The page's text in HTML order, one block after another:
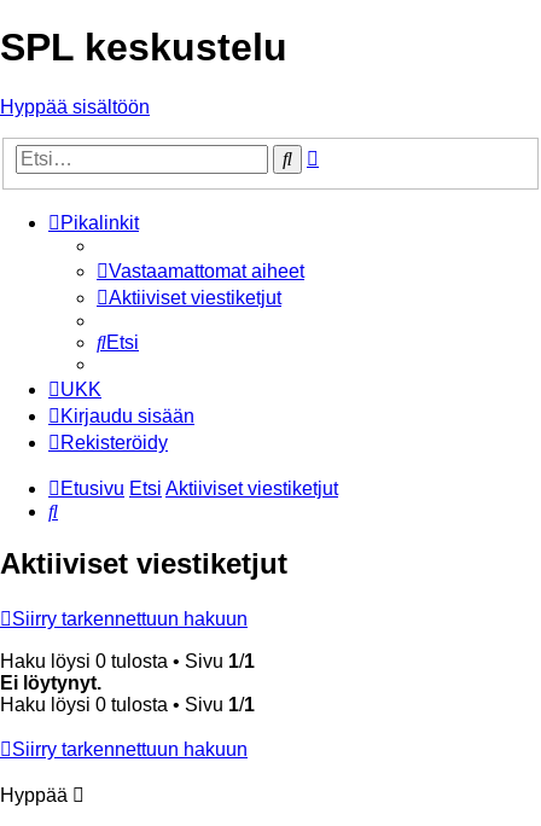
SPL keskustelu
Hyppää sisältöön
Etsi
Pikalinkit
Vastaamattomat aiheet
Aktiiviset viestiketjut
Etsi
UKK
Kirjaudu sisään
Rekisteröidy
Etusivu Etsi Aktiiviset viestiketjut
Etsi
Aktiiviset viestiketjut
Siirry tarkennettuun hakuun
Haku löysi 0 tulosta • Sivu 1/1
Ei löytynyt.
Haku löysi 0 tulosta • Sivu 1/1
Siirry tarkennettuun hakuun
Hyppää